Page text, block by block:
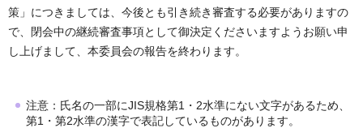
策」につきましては、今後とも引き続き審査する必要がありますの
で、閉会中の継続審査事項として御決定くださいますようお願い申
し上げまして、本委員会の報告を終わります。
注意：氏名の一部にJIS規格第1・2水準にない文字があるため、
第1・第2水準の漢字で表記しているものがあります。